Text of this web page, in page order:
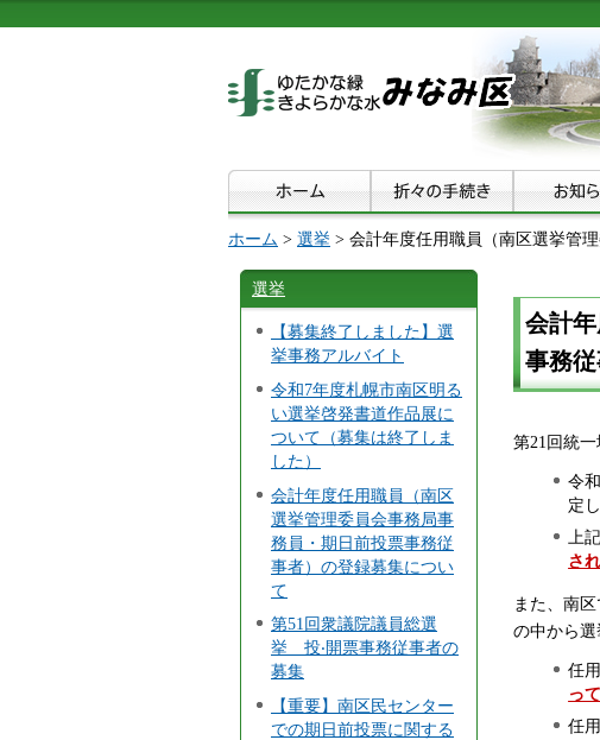
ホーム > 選挙 > 会計年度任用職員（南区選挙管
選挙
【募集終了しました】選
挙事務アルバイト
令和7年度札幌市南区明る
い選挙啓発書道作品展に
ついて（募集は終了しま
した）
会計年度任用職員（南区
選挙管理委員会事務局事
務員・期日前投票事務従
事者）の登録募集につい
て
第51回衆議院議員総選
挙 投‧開票事務従事者の
募集
【重要】南区民センター
での期日前投票に関する
会計
事務
第21回統
令
定
上
さ
また、南
の中から選
任
っ
任